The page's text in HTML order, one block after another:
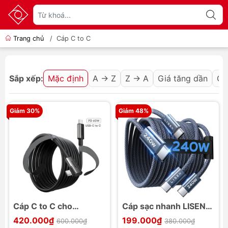
Trang chủ / Cáp C to C
Sắp xếp: Mặc định A → Z Z → A Giá tăng dần
Giảm 30%
Cáp C to C cho
Gaming/VR
420.000₫ 600.000₫
Giảm 48%
Cáp sạc nhanh LISEN
USB-C to USB-C
199.000₫ 380.000₫